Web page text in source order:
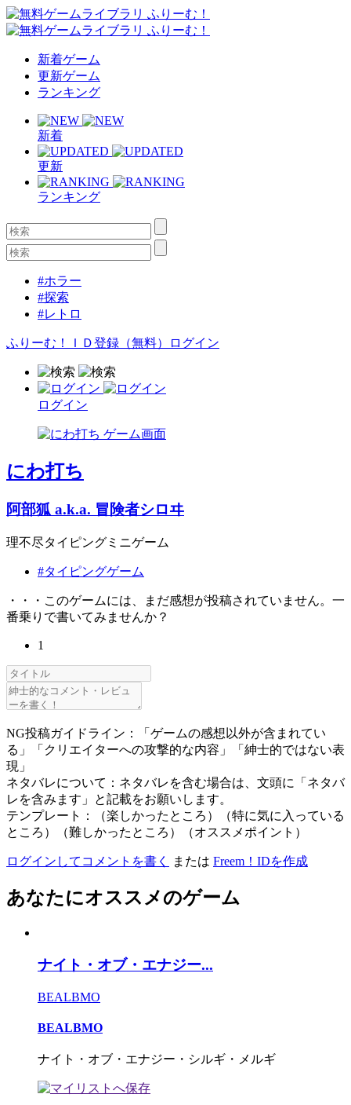
新着ゲーム
更新ゲーム
ランキング
新着
更新
ランキング
#ホラー
#探索
#レトロ
ふりーむ！ＩＤ登録（無料） ログイン
ログイン
にわ打ち
阿部狐 a.k.a. 冒険者シロヰ
理不尽タイピングミニゲーム
#タイピングゲーム
・・・このゲームには、まだ感想が投稿されていません。一
番乗りで書いてみませんか？
1
NG投稿ガイドライン：「ゲームの感想以外が含まれてい
る」「クリエイターへの攻撃的な内容」「紳士的ではない表
現」
ネタバレについて：ネタバレを含む場合は、文頭に「ネタバ
レを含みます」と記載をお願いします。
テンプレート：（楽しかったところ）（特に気に入っている
ところ）（難しかったところ）（オススメポイント）
ログインしてコメントを書く または Freem！IDを作成
あなたにオススメのゲーム
ナイト・オブ・エナジー...
BEALBMO
BEALBMO
ナイト・オブ・エナジー・シルギ・メルギ